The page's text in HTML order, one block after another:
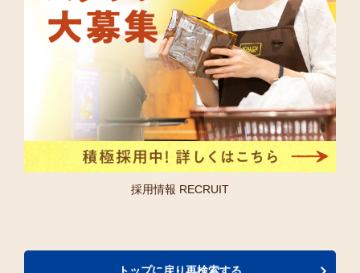
採用情報 RECRUIT
トップに戻り再検索する